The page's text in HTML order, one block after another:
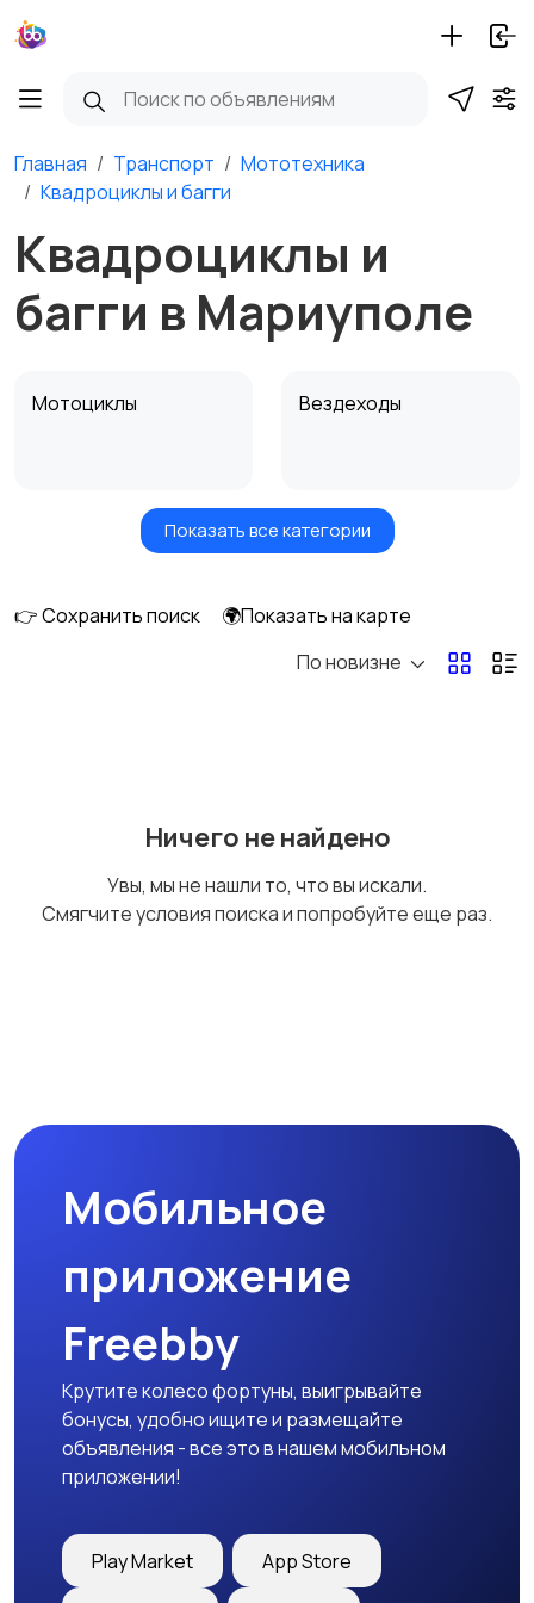
Главная Транспорт
Мототехника
Квадроциклы и багги
Квадроциклы и
багги в Мариуполе
Мотоциклы Вездеходы
Квадроциклы и багги
Снегоходы
Показать все категории
👉 Сохранить поиск
🌍Показать на карте
По новизне
Ничего не найдено
Увы, мы не нашли то, что вы искали.
Смягчите условия поиска и попробуйте еще раз.
Мобильное
приложение
Freebby
Крутите колесо фортуны, выигрывайте
бонусы, удобно ищите и размещайте
объявления - все это в нашем мобильном
приложении!
Play Market App Store